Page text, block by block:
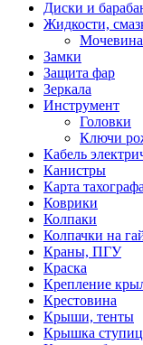
Диски и
Жидкости,
Мочевина
Замки
Защита фар
Зеркала
Инструмент
Головки
Ключи
Кабель
Канистры
Карта тахографа
Коврики
Колпаки
Колпачки на
Краны, ПГУ
Краска
Крепление
Крестовина
Крыши, тенты
Крышка